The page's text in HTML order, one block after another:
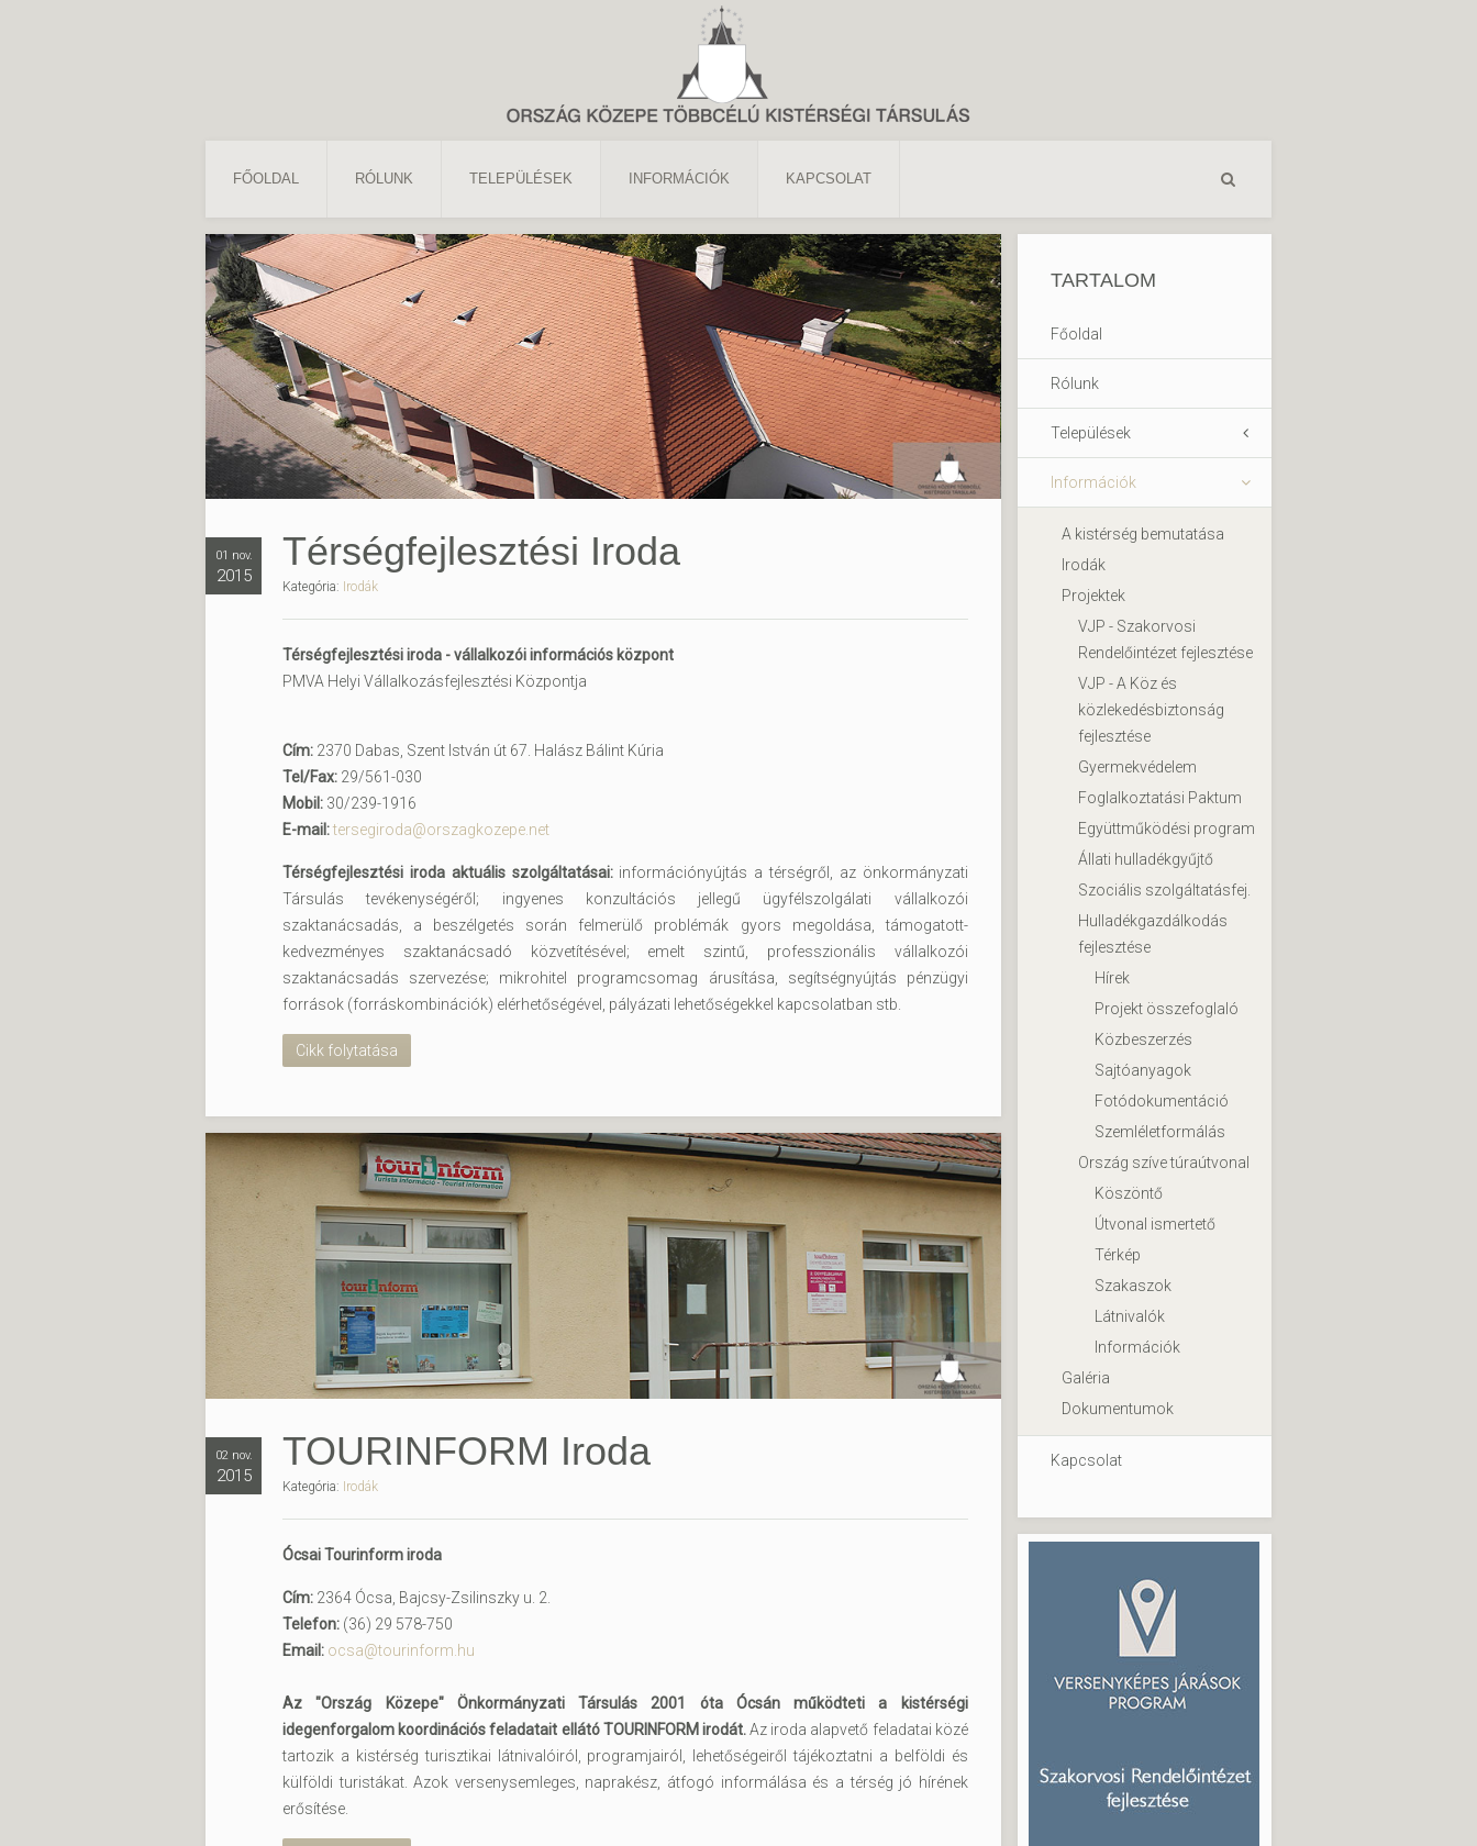
FŐOLDAL RÓLUNK TELEPÜLÉSEK INFORMÁCIÓK KAPCSOLAT
01 nov.
2015
Térségfejlesztési Iroda
Kategória: Irodák
Térségfejlesztési iroda - vállalkozói információs központ
PMVA Helyi Vállalkozásfejlesztési Központja
Cím: 2370 Dabas, Szent István út 67. Halász Bálint Kúria
Tel/Fax: 29/561-030
Mobil: 30/239-1916
E-mail:tersegiroda@orszagkozepe.net
Térségfejlesztési iroda aktuális szolgáltatásai:információnyújtás a térségről, az önkormányzati
Társulás tevékenységéről; ingyenes konzultációs jellegű ügyfélszolgálati vállalkozói
szaktanácsadás, a beszélgetés során felmerülő problémák gyors megoldása, támogatott-
kedvezményes szaktanácsadó közvetítésével; emelt szintű, professzionális vállalkozói
szaktanácsadás szervezése; mikrohitel programcsomag árusítása, segítségnyújtás pénzügyi
források (forráskombinációk) elérhetőségével, pályázati lehetőségekkel kapcsolatban stb.
Cikk folytatása
02 nov.
2015
TOURINFORM Iroda
Kategória: Irodák
Ócsai Tourinform iroda
Cím: 2364 Ócsa, Bajcsy-Zsilinszky u. 2.
Telefon: (36) 29 578-750
Email: ocsa@tourinform.hu
Az "Ország Közepe" Önkormányzati Társulás 2001 óta Ócsán működteti a kistérségi
idegenforgalom koordinációs feladatait ellátó TOURINFORM irodát.Az iroda alapvető feladatai közé
tartozik a kistérség turisztikai látnivalóiról, programjairól, lehetőségeiről tájékoztatni a belföldi és
külföldi turistákat. Azok versenysemleges, naprakész, átfogó informálása és a térség jó hírének
erősítése.
TARTALOM
Főoldal
Rólunk
Települések
Információk
A kistérség bemutatása
Irodák
Projektek
VJP - Szakorvosi
Rendelőintézet fejlesztése
VJP - A Köz és
közlekedésbiztonság
fejlesztése
Gyermekvédelem
Foglalkoztatási Paktum
Együttműködési program
Állati hulladékgyűjtő
Szociális szolgáltatásfej.
Hulladékgazdálkodás
fejlesztése
Hírek
Projekt összefoglaló
Közbeszerzés
Sajtóanyagok
Fotódokumentáció
Szemléletformálás
Ország szíve túraútvonal
Köszöntő
Útvonal ismertető
Térkép
Szakaszok
Látnivalók
Információk
Galéria
Dokumentumok
Kapcsolat